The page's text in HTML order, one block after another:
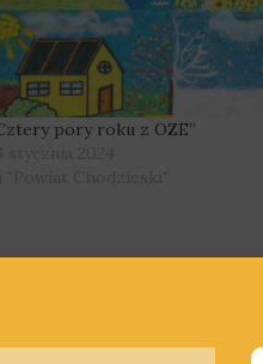
pory roku z OZE”